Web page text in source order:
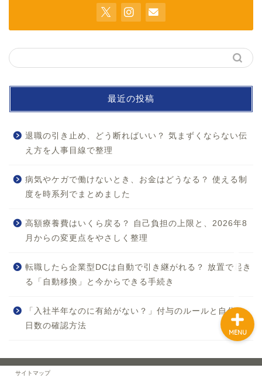
最近の投稿
退職の引き止め、どう断ればいい？ 気まずくならない伝
え方を人事目線で整理
病気やケガで働けないとき、お金はどうなる？ 使える制
度を時系列でまとめました
高額療養費はいくら戻る？ 自己負担の上限と、2026年8
月からの変更点をやさしく整理
転職したら企業型DCは自動で引き継がれる？ 放置で起き
る「自動移換」と今からできる手続き
「入社半年なのに有給がない？」付与のルールと自分の
日数の確認方法
サイトマップ
MENU
サイトマップ